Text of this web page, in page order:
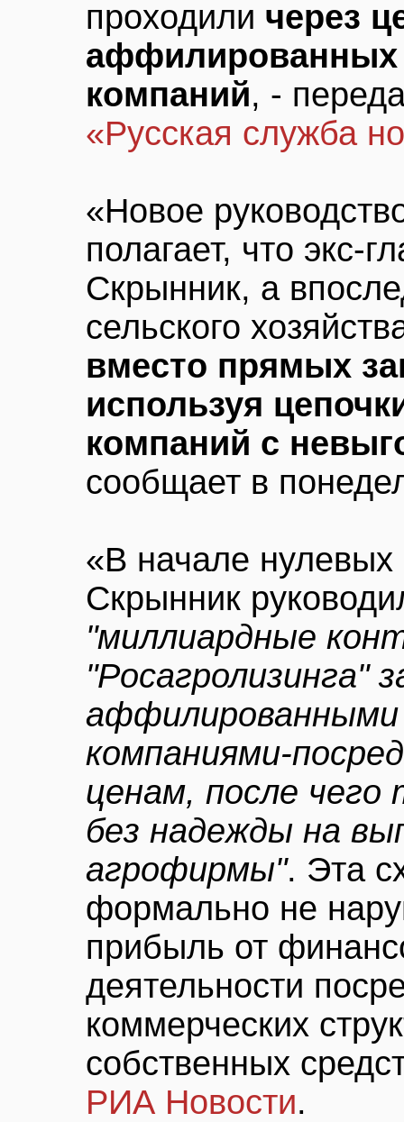
проходили через
аффилированных
компаний, -
«Русская служба
«Новое
полагает, что экс-
Скрынник, а
сельского
вместо прямых
используя
компаний с
сообщает в
«В начале нулевых
Скрынник
"миллиардные
"Росагролизинга"
аффилированными
компаниями-
ценам, после чего
без надежды на
агрофирмы". Эта
формально не
прибыль от
деятельности
коммерческих
собственных
РИА Новости.